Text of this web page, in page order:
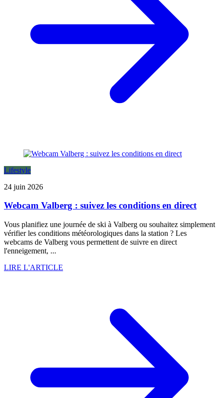
Lifestyle
24 juin 2026
Webcam Valberg : suivez les conditions en direct
Vous planifiez une journée de ski à Valberg ou souhaitez simplement
vérifier les conditions météorologiques dans la station ? Les
webcams de Valberg vous permettent de suivre en direct
l'enneigement, ...
LIRE L'ARTICLE